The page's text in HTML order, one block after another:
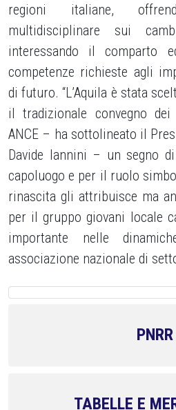
regioni italiane,
multidisciplinare sui
interessando il comparto
competenze richieste agli
di futuro. “L’Aquila è stata
il tradizionale convegno
ANCE – ha sottolineato il
Davide Iannini – un segno
capoluogo e per il ruolo
rinascita gli attribuisce ma
per il gruppo giovani locale
importante nelle
associazione nazionale di
PNRR
TABELLE E